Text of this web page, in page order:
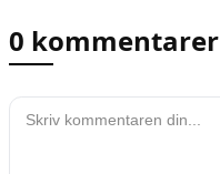
0 kommentarer